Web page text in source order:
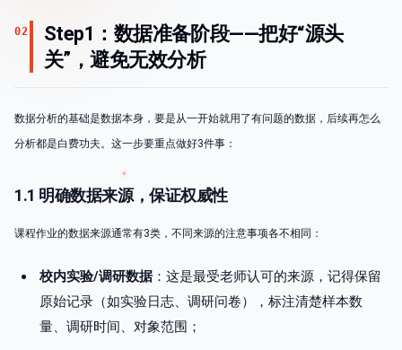
02
Step1：数据准备阶段——把好“源头
关”，避免无效分析
数据分析的基础是数据本身，要是从一开始就用了有问题的数据，后续再怎么
分析都是白费功夫。这一步要重点做好3件事：
1.1 明确数据来源，保证权威性
课程作业的数据来源通常有3类，不同来源的注意事项各不相同：
校内实验/调研数据 ：这是最受老师认可的来源，记得保留
原始记录（如实验日志、调研问卷），标注清楚样本数
量、调研时间、对象范围；